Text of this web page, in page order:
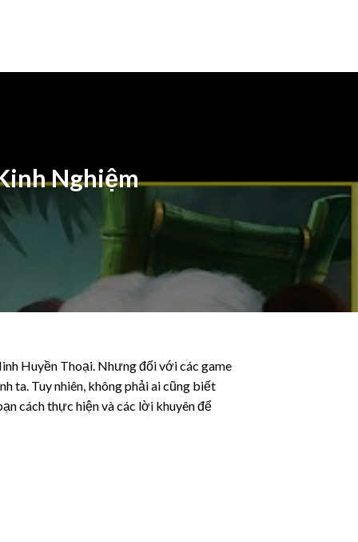
Nghiệm
Huyền Thoại. Nhưng đối với các game
ta. Tuy nhiên, không phải ai cũng biết
cách thực hiện và các lời khuyên để